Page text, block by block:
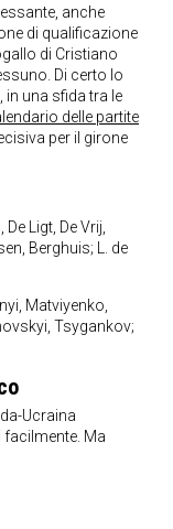
anche
di qualificazione
di Cristiano
Di certo lo
una sfida tra le
delle partite
per il girone
Ligt, De Vrij,
Berghuis; L. de
Matviyenko,
Tsygankov;
Ucraina
Ma